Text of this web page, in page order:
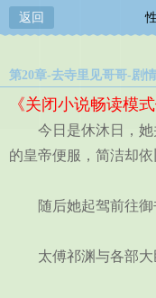
返回
第20章-去寺里见哥哥-剧
《关闭小说畅读模
今日是休沐日，她
的皇帝便服，简洁却依
随后她起驾前往御
太傅祁渊与各部大